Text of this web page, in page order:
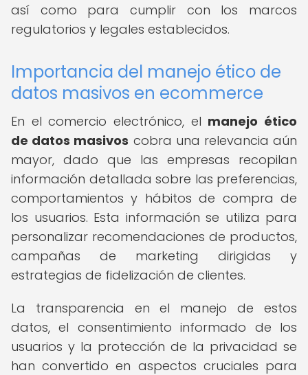
así como para cumplir con los marcos
regulatorios y legales establecidos.
Importancia del manejo ético de
datos masivos en ecommerce
En el comercio electrónico, el manejo ético
de datos masivos cobra una relevancia aún
mayor, dado que las empresas recopilan
información detallada sobre las preferencias,
comportamientos y hábitos de compra de
los usuarios. Esta información se utiliza para
personalizar recomendaciones de productos,
campañas de marketing dirigidas y
estrategias de fidelización de clientes.
La transparencia en el manejo de estos
datos, el consentimiento informado de los
usuarios y la protección de la privacidad se
han convertido en aspectos cruciales para